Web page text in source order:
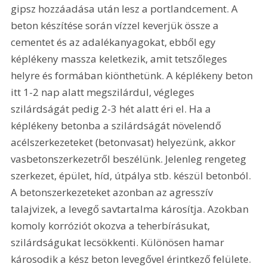
gipsz hozzáadása után lesz a portlandcement. A
beton készítése során vízzel keverjük össze a
cementet és az adalékanyagokat, ebből egy
képlékeny massza keletkezik, amit tetszőleges
helyre és formában kiönthetünk. A képlékeny beton
itt 1-2 nap alatt megszilárdul, végleges
szilárdságát pedig 2-3 hét alatt éri el. Ha a
képlékeny betonba a szilárdságát növelendő
acélszerkezeteket (betonvasat) helyezünk, akkor
vasbetonszerkezetről beszélünk. Jelenleg rengeteg
szerkezet, épület, híd, útpálya stb. készül betonból.
A betonszerkezeteket azonban az agresszív
talajvizek, a levegő savtartalma károsítja. Azokban
komoly korróziót okozva a teherbírásukat,
szilárdságukat lecsökkenti. Különösen hamar
károsodik a kész beton levegővel érintkező felülete.